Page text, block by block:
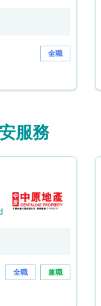
全職
服務
全職 兼職